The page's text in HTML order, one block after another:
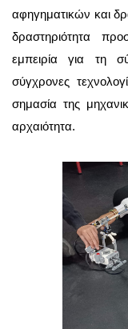
αφηγηματικών και
δραστηριότητα
εμπειρία για τη
σύγχρονες
σημασία της
αρχαιότητα.